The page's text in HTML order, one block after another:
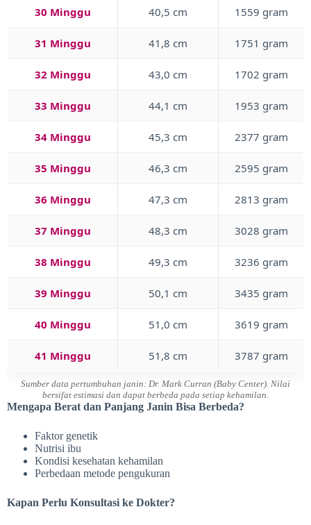
30 Minggu 40,5 cm 1559 gram
31 Minggu 41,8 cm 1751 gram
32 Minggu 43,0 cm 1702 gram
33 Minggu 44,1 cm 1953 gram
34 Minggu 45,3 cm 2377 gram
35 Minggu 46,3 cm 2595 gram
36 Minggu 47,3 cm 2813 gram
37 Minggu 48,3 cm 3028 gram
38 Minggu 49,3 cm 3236 gram
39 Minggu 50,1 cm 3435 gram
40 Minggu 51,0 cm 3619 gram
41 Minggu 51,8 cm 3787 gram
Sumber data pertumbuhan janin: Dr. Mark Curran (Baby Center). Nilai
bersifat estimasi dan dapat berbeda pada setiap kehamilan.
Mengapa Berat dan Panjang Janin Bisa Berbeda?
Faktor genetik
Nutrisi ibu
Kondisi kesehatan kehamilan
Perbedaan metode pengukuran
Kapan Perlu Konsultasi ke Dokter?